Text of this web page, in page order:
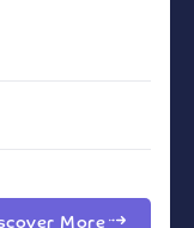
More